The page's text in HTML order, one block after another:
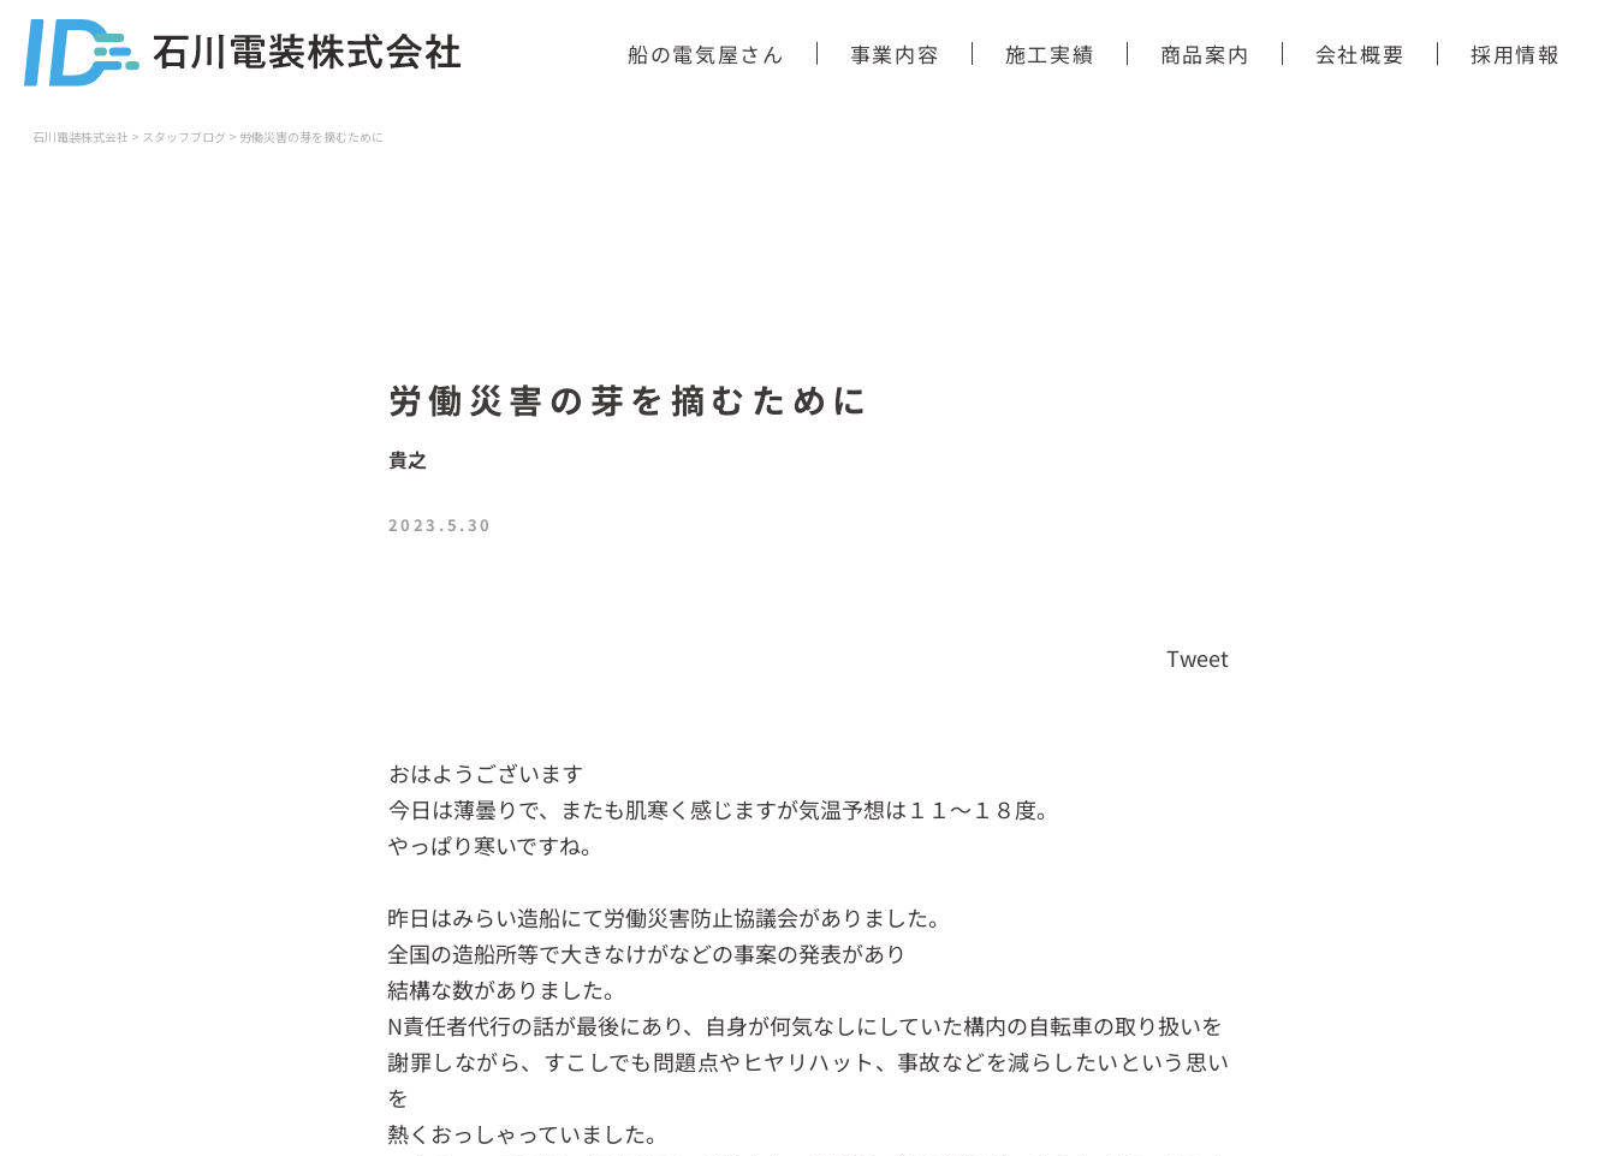
船の電気屋さん 事業内容 施工実績 商品案内 会社概要 採用情報
石川電装株式会社 > スタッフブログ > 労働災害の芽を摘むために
労働災害の芽を摘むために
貴之
2023.5.30
Tweet
おはようございます
今日は薄曇りで、またも肌寒く感じますが気温予想は１１～１８度。
やっぱり寒いですね。
昨日はみらい造船にて労働災害防止協議会がありました。
全国の造船所等で大きなけがなどの事案の発表があり
結構な数がありました。
N責任者代行の話が最後にあり、自身が何気なしにしていた構内の自転車の取り扱いを
謝罪しながら、すこしでも問題点やヒヤリハット、事故などを減らしたいという思い
を
熱くおっしゃっていました。